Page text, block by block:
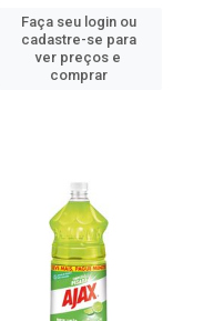
Faça seu login ou
cadastre-se para
ver preços e
comprar